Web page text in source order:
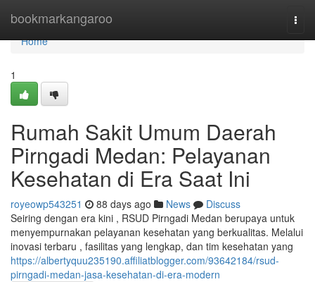
bookmarkangaroo
Home
Home
1
Rumah Sakit Umum Daerah
Pirngadi Medan: Pelayanan
Kesehatan di Era Saat Ini
royeowp543251 88 days ago News
Discuss
Seiring dengan era kini , RSUD Pirngadi Medan berupaya untuk
menyempurnakan pelayanan kesehatan yang berkualitas. Melalui
inovasi terbaru , fasilitas yang lengkap, dan tim kesehatan yang
https://albertyquu235190.affiliatblogger.com/93642184/rsud-
pirngadi-medan-jasa-kesehatan-di-era-modern